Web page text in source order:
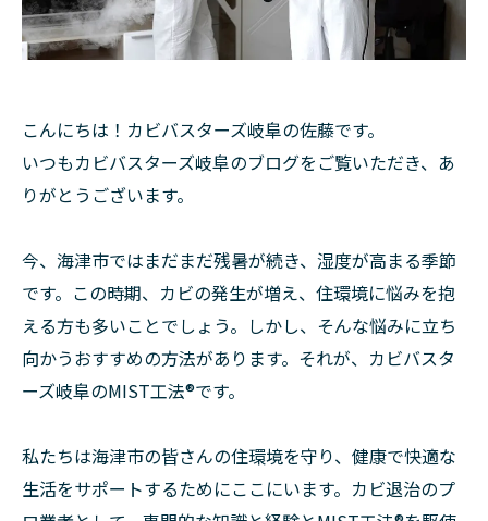
こんにちは！カビバスターズ岐阜の佐藤です。
いつもカビバスターズ岐阜のブログをご覧いただき、あ
りがとうございます。
今、海津市ではまだまだ残暑が続き、湿度が高まる季節
です。この時期、カビの発生が増え、住環境に悩みを抱
える方も多いことでしょう。しかし、そんな悩みに立ち
向かうおすすめの方法があります。それが、カビバスタ
ーズ岐阜のMIST工法®です。
私たちは海津市の皆さんの住環境を守り、健康で快適な
生活をサポートするためにここにいます。カビ退治のプ